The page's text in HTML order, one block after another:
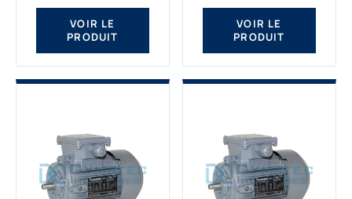
VOIR LE
PRODUIT
VOIR LE
PRODUIT